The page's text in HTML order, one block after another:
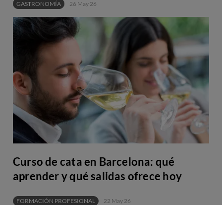
GASTRONOMÍA 26 May 26
Curso de cata en Barcelona: qué
aprender y qué salidas ofrece hoy
FORMACIÓN PROFESIONAL 22 May 26